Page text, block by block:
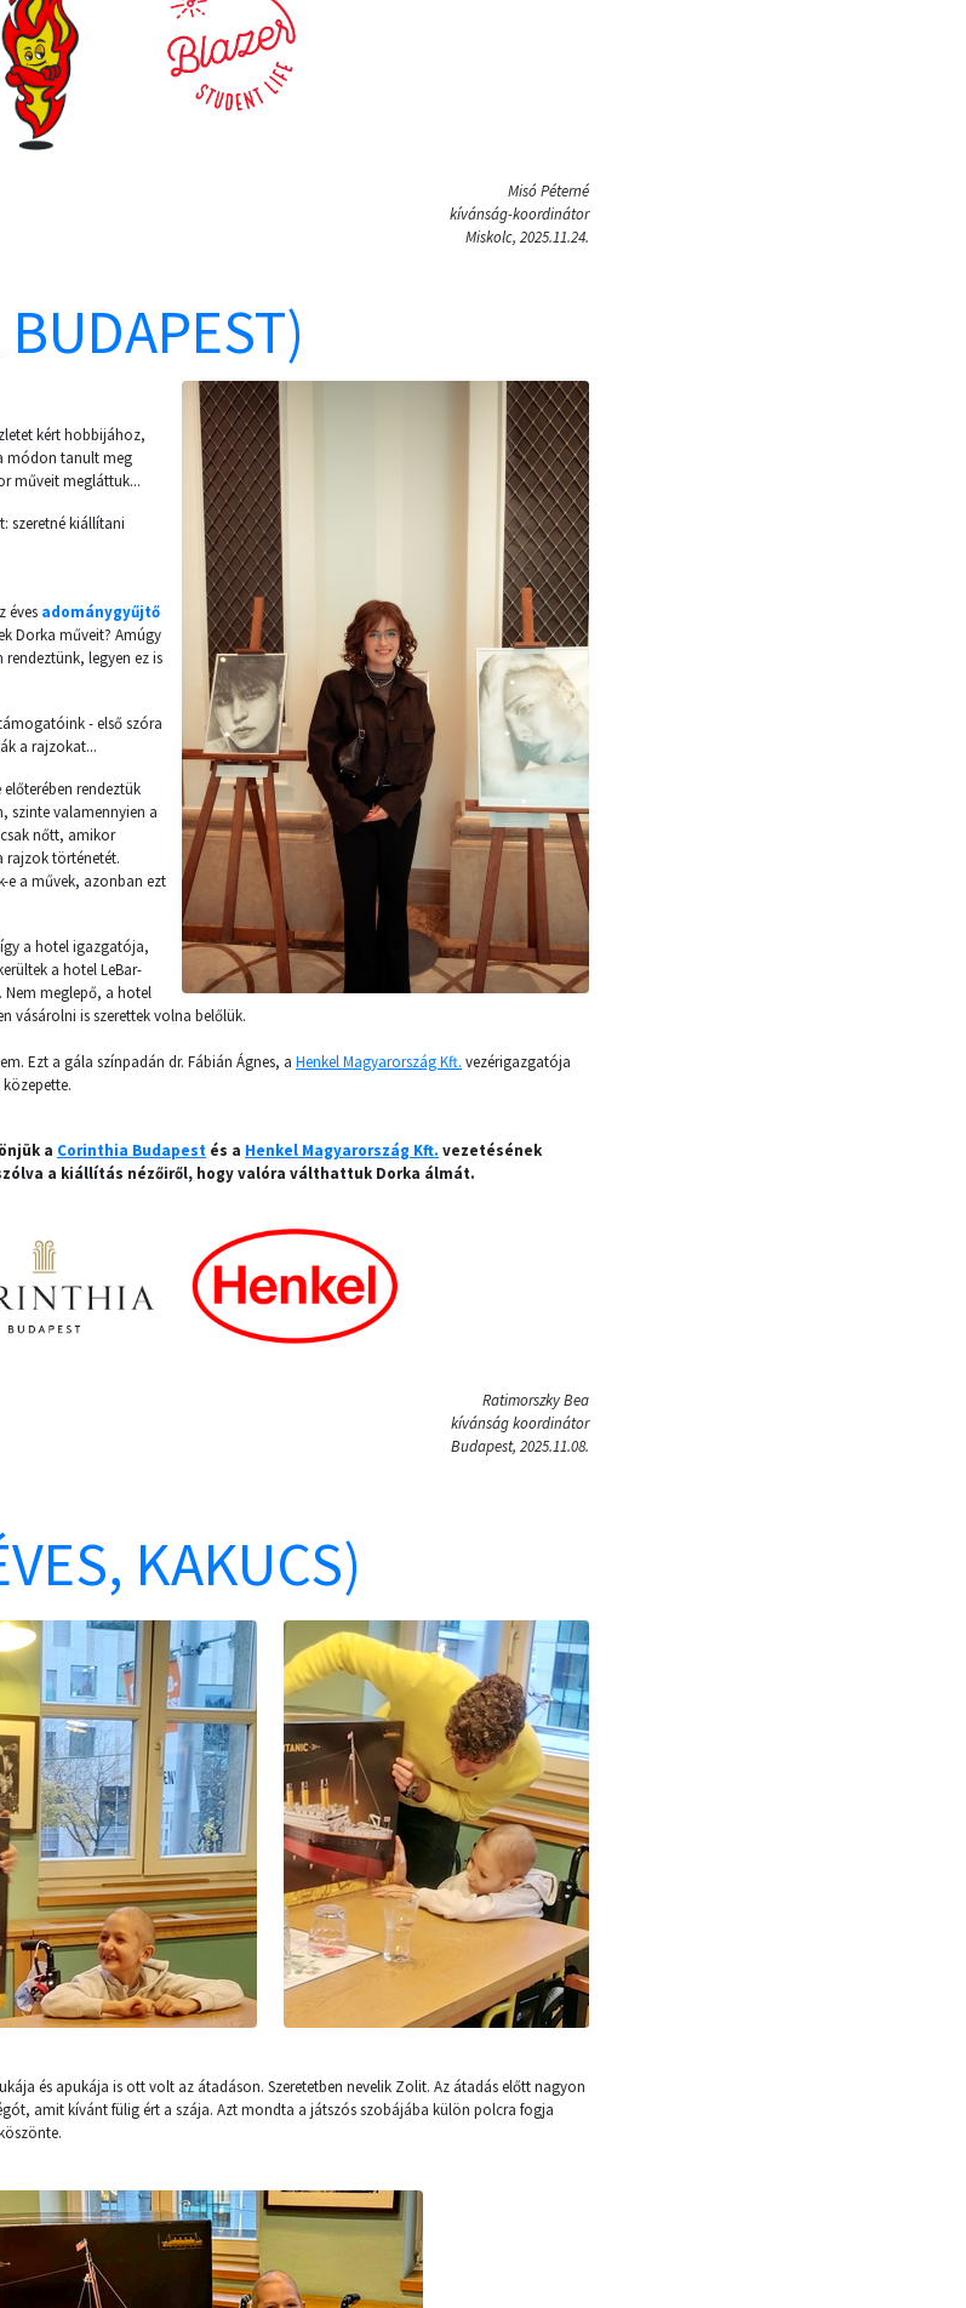
Misó Péterné
kívánság-koordinátor
Miskolc, 2025.11.24.
kért hobbijához,
módon tanult meg
műveit megláttuk...
szeretné kiállítani
éves adománygyűjtő
Dorka műveit? Amúgy
legyen ez is
- első szóra
a rajzokat...
rendeztük
szinte valamennyien a
nőtt, amikor
rajzok történetét.
e a művek, azonban ezt
a hotel igazgatója,
a hotel LeBar-
meglepő, a hotel
vásárolni is szerettek volna belőlük.
Ezt a gála színpadán dr. Fábián Ágnes, a Henkel Magyarország Kft. vezérigazgatója
a Corinthia Budapest és a Henkel Magyarország Kft. vezetésének
a kiállítás nézőiről, hogy valóra válthattuk Dorka álmát.
Ratimorszky Bea
kívánság koordinátor
Budapest, 2025.11.08.
KAKUCS)
és apukája is ott volt az átadáson. Szeretetben nevelik Zolit. Az átadás előtt nagyon
amit kívánt fülig ért a szája. Azt mondta a játszós szobájába külön polcra fogja